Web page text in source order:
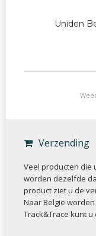
Uniden
Verzending
Veel producten die
worden dezelfde
product ziet u de
Naar België
Track&Trace kunt